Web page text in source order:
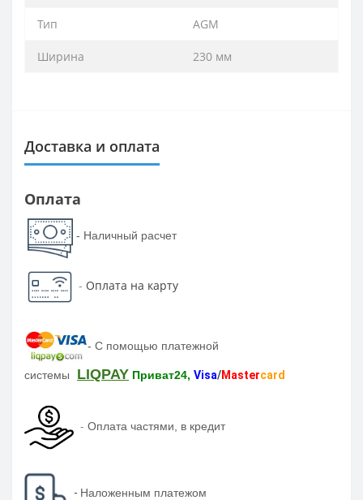
Тип AGM
Ширина 230 мм
Доставка и оплата
Оплата
- Наличный расчет
- Оплата на карту
- С помощью платежной
системы LIQPAY Приват24, Visa/Mastercard
- Оплата частями, в кредит
- Наложенным платежом